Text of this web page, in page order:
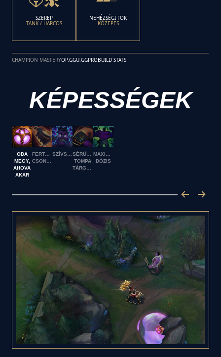
SZEREP
TANK / HARCOS
NEHÉZSÉGI FOK
KÖZEPES
CHAMPION MASTERYOP.GGU.GGPROBUILD STATS
KÉPESSÉGEK
ODA
MEGY,
AHOVA
AKAR
FERTŐZÖTT
SÉRÜLÉS
TOMPA
MAXIMÁLIS
DÓZIS